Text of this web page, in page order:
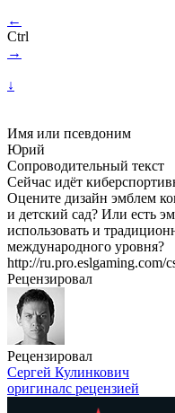
←
Ctrl
→
↓
Имя или псевдоним
Юрий
Сопроводительный текст
Сейчас идёт
Оцените дизайн эмблем
и детский сад? Или есть
использовать и
международного уровня?
http://ru.pro.eslgaming.com/
Рецензировал
Рецензировал
Сергей Кулинкович
оригиналс рецензией